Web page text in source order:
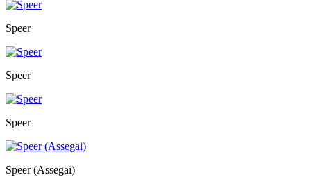
Speer
Speer
Speer
Speer (Assegai)